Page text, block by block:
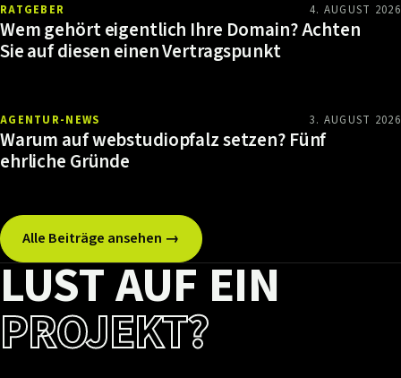
RATGEBER 4. AUGUST 2026
Wem gehört eigentlich Ihre Domain? Achten
Sie auf diesen einen Vertragspunkt
AGENTUR-NEWS 3. AUGUST 2026
Warum auf webstudiopfalz setzen? Fünf
ehrliche Gründe
Alle Beiträge ansehen →
LUST AUF EIN
PROJEKT?